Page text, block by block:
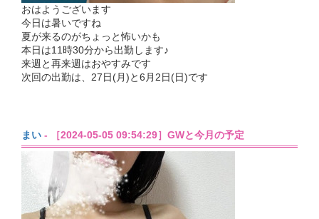
おはようございます
今日は暑いですね
夏が来るのがちょっと怖いかも
本日は11時30分から出勤します♪
来週と再来週はおやすみです
次回の出勤は、27日(月)と6月2日(日)です
まい - ［2024-05-05 09:54:29］GWと今月の予定